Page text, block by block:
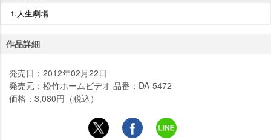
1.人生劇場
作品詳細
発売日：2012年02月22日
発売元：松竹ホームビデオ 品番：DA-5472
価格：3,080円（税込）